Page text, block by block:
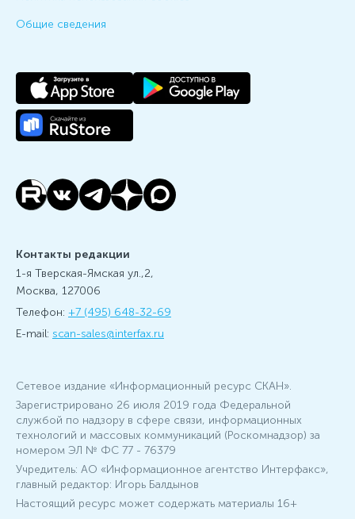
Общие сведения
Сетевое издание «Информационный ресурс СКАН».
Зарегистрировано 26 июля 2019 года Федеральной
службой по надзору в сфере связи, информационных
технологий и массовых коммуникаций (Роскомнадзор) за
номером ЭЛ № ФС 77 - 76379
Учредитель: АО «Информационное агентство Интерфакс»,
главный редактор: Игорь Балдынов
Настоящий ресурс может содержать материалы 16+
Контакты редакции
1-я Тверская-Ямская ул.,2,
Москва, 127006
Телефон: +7 (495) 648-32-69
E-mail: scan-sales@interfax.ru